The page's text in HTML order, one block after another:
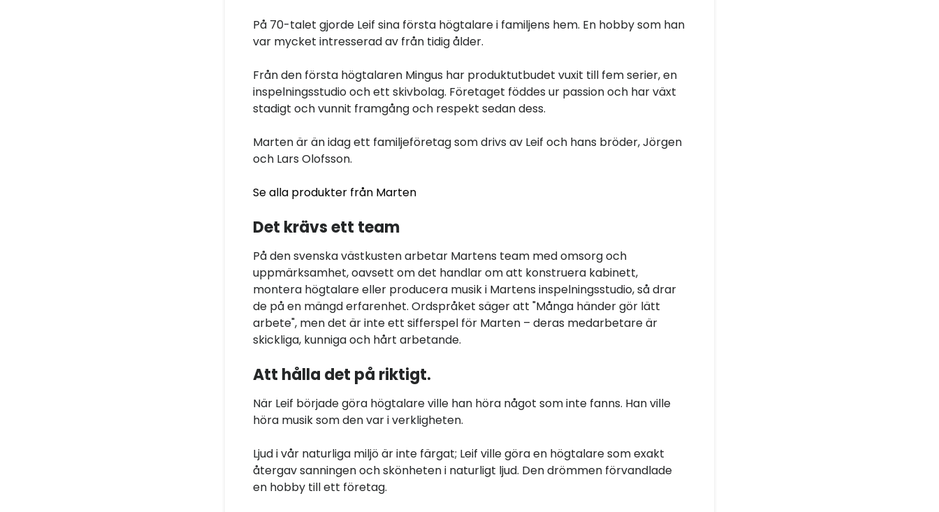
På 70-talet gjorde Leif sina första högtalare i familjens hem. En hobby som han
var mycket intresserad av från tidig ålder.
Från den första högtalaren Mingus har produktutbudet vuxit till fem serier, en
inspelningsstudio och ett skivbolag. Företaget föddes ur passion och har växt
stadigt och vunnit framgång och respekt sedan dess.
Marten är än idag ett familjeföretag som drivs av Leif och hans bröder, Jörgen
och Lars Olofsson.
Se alla produkter från Marten
Det krävs ett team
På den svenska västkusten arbetar Martens team med omsorg och
uppmärksamhet, oavsett om det handlar om att konstruera kabinett,
montera högtalare eller producera musik i Martens inspelningsstudio, så drar
de på en mängd erfarenhet. Ordspråket säger att "Många händer gör lätt
arbete", men det är inte ett sifferspel för Marten – deras medarbetare är
skickliga, kunniga och hårt arbetande.
Att hålla det på riktigt.
När Leif började göra högtalare ville han höra något som inte fanns. Han ville
höra musik som den var i verkligheten.
Ljud i vår naturliga miljö är inte färgat; Leif ville göra en högtalare som exakt
återgav sanningen och skönheten i naturligt ljud. Den drömmen förvandlade
en hobby till ett företag.